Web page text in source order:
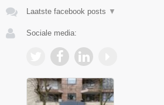
Laatste facebook posts ▼
Sociale media: